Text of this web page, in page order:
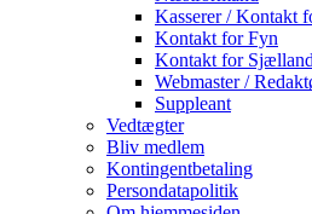
Kasserer / Kontakt
Kontakt for Fyn
Kontakt for
Webmaster /
Suppleant
Vedtægter
Bliv medlem
Kontingentbetaling
Persondatapolitik